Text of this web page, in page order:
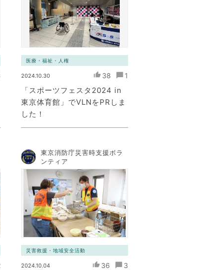
医療・福祉・人権
2024.10.30 38 1
「スポーツフェスタ2024 in
東京体育館」でVLNをPRしま
した！
東京消防庁災害時支援ボラ
ンティア
災害救援・地域安全活動
2024.10.04 36 3